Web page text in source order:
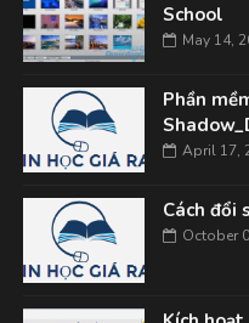
School
May 14,
Phần
April 17,
Cách đổi
October